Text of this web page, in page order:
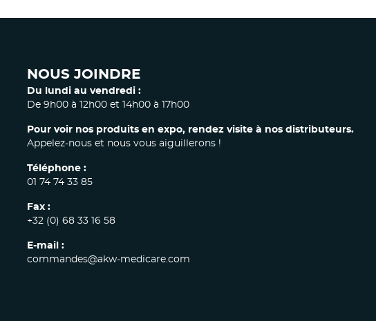
NOUS JOINDRE
Du lundi au vendredi :
De 9h00 à 12h00 et 14h00 à 17h00
Pour voir nos produits en expo, rendez visite à nos distributeurs.
Appelez-nous et nous vous aiguillerons !
Téléphone :
01 74 74 33 85
Fax :
+32 (0) 68 33 16 58
E-mail :
commandes@akw-medicare.com